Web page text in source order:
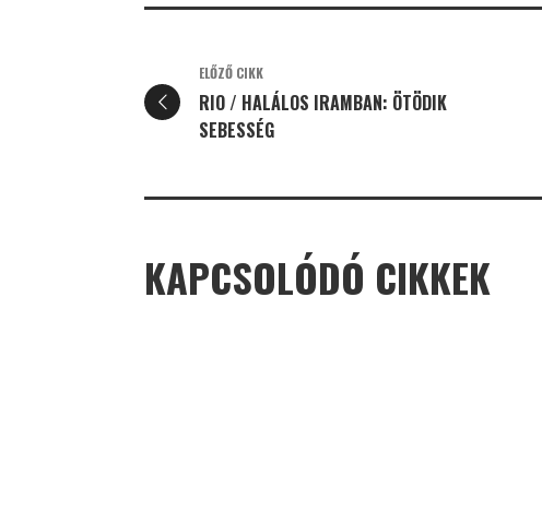
ELŐZŐ CIKK
RIO / HALÁLOS IRAMBAN: ÖTÖDIK
SEBESSÉG
KAPCSOLÓDÓ CIKKEK